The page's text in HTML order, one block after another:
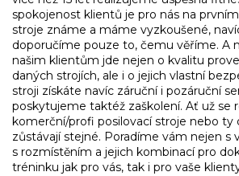
v
k
y
v
ý
p
i
s
u
spokojenost klientů je pro nás na
stroje známe a máme vyzkoušené,
doporučíme pouze to, čemu věříme. A
našim klientům jde nejen o kvalitu
daných strojích, ale i o jejich vlastní
stroji získáte navíc záruční i pozáruční
poskytujeme taktéž zaškolení. Ať už se
komerční/profi posilovací stroje nebo ty
zůstávají stejné. Poradíme vám nejen s
s rozmístěním a jejich kombinací pro
tréninku jak pro vás, tak i pro vaše